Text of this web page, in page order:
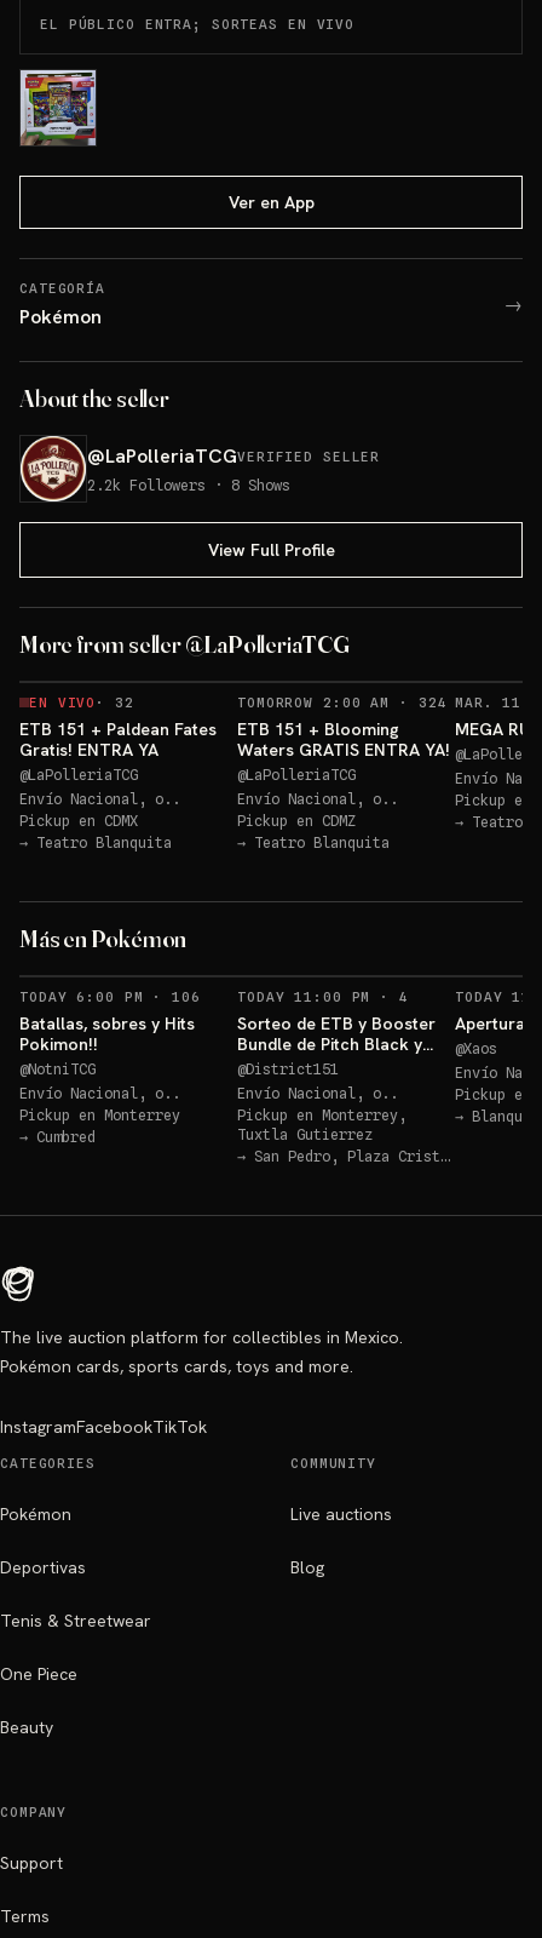
EL PÚBLICO ENTRA; SORTEAS EN VIVO
Ver en App
CATEGORÍA
Pokémon →
About the seller
@LaPolleriaTCGVERIFIED SELLER
2.2k Followers · 8 Shows
View Full Profile
More from seller @LaPolleriaTCG
EN VIVO · 32
ETB 151 + Paldean Fates
Gratis! ENTRA YA
@LaPolleriaTCG
Envío Nacional, o..
Pickup en CDMX
→ Teatro Blanquita
TOMORROW 2:00 AM · 324
ETB 151 + Blooming
Waters GRATIS ENTRA YA!
@LaPolleriaTCG
Envío Nacional, o..
Pickup en CDMZ
→ Teatro Blanquita
MEGA
@
Envío
Pickup en
→ Teatro
Más en Pokémon
Los 3 de Kanto 30
TODAY 6:00 PM ·106 RECORDATORIOS
Batallas, sobres y Hits
Pokimon!!
@NotniTCG
Envío Nacional, o..
Pickup en Monterrey
→ Cumbred
TODAY 11:00 PM · 4 RECORDATORIOS
Sorteo de ETB y Booster
Bundle de Pitch Black y
Ascended Héroes!!
@District151
Envío Nacional, o..
Pickup en Monterrey,
Tuxtla Gutierrez
→ San Pedro, Plaza Cristal
TODAY
Apertura
@Xaos
Envío
Pickup en
→
The live auction platform for collectibles in Mexico.
Pokémon cards, sports cards, toys and more.
InstagramFacebookTikTok
CATEGORIES
Pokémon
Deportivas
Tenis & Streetwear
One Piece
Beauty
COMMUNITY
Live auctions
Blog
COMPANY
Support
Terms